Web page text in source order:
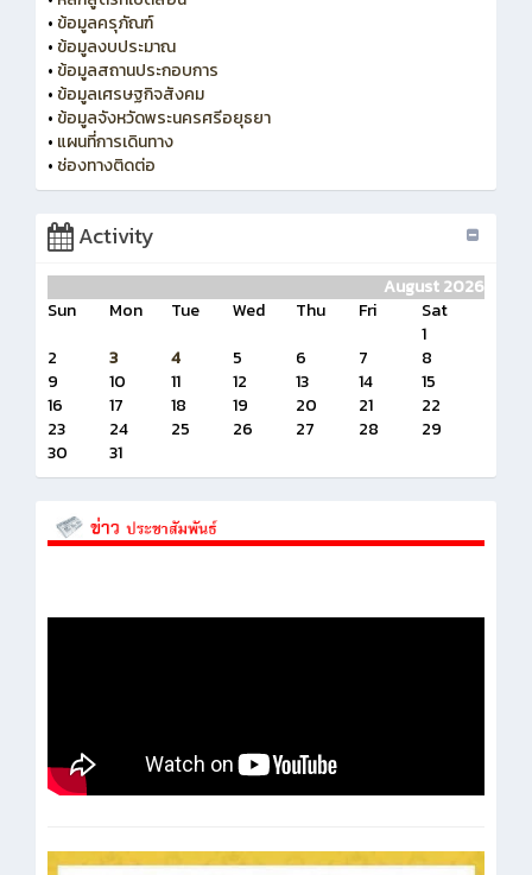
• ข้อมูลครุภัณฑ์
• ข้อมูลงบประมาณ
• ข้อมูลสถานประกอบการ
• ข้อมูลเศรษฐกิจสังคม
• ข้อมูลจังหวัดพระนครศรีอยุธยา
• แผนที่การเดินทาง
• ช่องทางติดต่อ
Activity
August 2026
Sun
Mon Tue Wed Thu Fri
Sat
1
2
3 4 5 6 7
8
9
10 11 12 13 14
15
16
17 18 19 20 21
22
23
24 25 26 27 28
29
30
31